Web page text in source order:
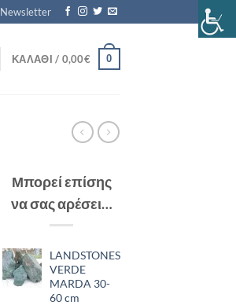
Newsletter
ΚΑΛΆΘΙ / 0,00€ 0
Μπορεί επίσης
να σας αρέσει…
LANDSTONES
VERDE
MARDA 30-
60 cm